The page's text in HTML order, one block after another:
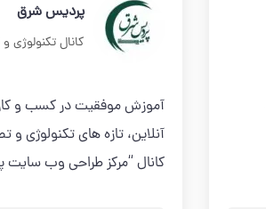
پردیس شرق
کانال تکنولوژی
آموزش موفقیت در کسب و
آنلاین، تازه های تکنولوژی و
کانال “مرکز طراحی وب